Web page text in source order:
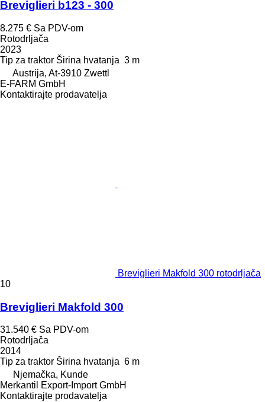
Breviglieri b123 - 300
8.275 € Sa PDV-om
Rotodrljača
2023
Tip za traktor Širina hvatanja 3 m
Austrija, At-3910 Zwettl
E-FARM GmbH
Kontaktirajte prodavatelja
Breviglieri Makfold 300 rotodrljača
10
Breviglieri Makfold 300
31.540 € Sa PDV-om
Rotodrljača
2014
Tip za traktor Širina hvatanja 6 m
Njemačka, Kunde
Merkantil Export-Import GmbH
Kontaktirajte prodavatelja